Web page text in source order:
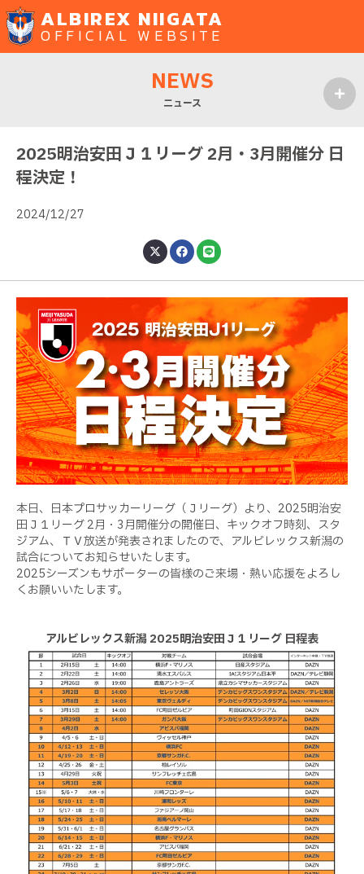
ALBIREX NIIGATA
OFFICIAL WEBSITE
NEWS
ニュース
2025明治安田Ｊ１リーグ 2月・3月開催分 日
程決定！
2024/12/27
本日、日本プロサッカーリーグ（Ｊリーグ）より、2025明治安
田Ｊ１リーグ 2月・3月開催分の開催日、キックオフ時刻、スタ
ジアム、ＴＶ放送が発表されましたので、アルビレックス新潟の
試合についてお知らせいたします。
2025シーズンもサポーターの皆様のご来場・熱い応援をよろし
くお願いいたします。
アルビレックス新潟 2025明治安田Ｊ１リーグ 日程表